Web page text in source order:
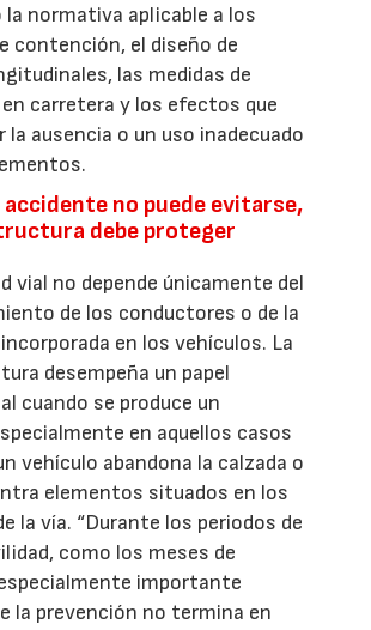
la normativa aplicable a los
contención, el diseño de
las medidas de
carretera y los efectos que
la ausencia o un uso inadecuado
accidente no puede evitarse,
debe proteger
vial no depende únicamente del
de los conductores o de la
en los vehículos. La
desempeña un papel
cuando se produce un
en aquellos casos
vehículo abandona la calzada o
elementos situados en los
la vía. “Durante los periodos de
como los meses de
importante
la prevención no termina en